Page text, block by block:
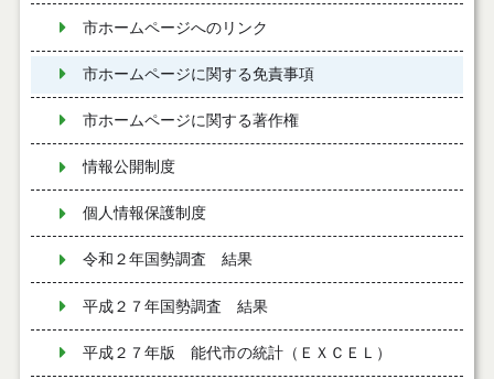
市ホームページへのリンク
市ホームページに関する免責事項
市ホームページに関する著作権
情報公開制度
個人情報保護制度
令和２年国勢調査 結果
平成２７年国勢調査 結果
平成２７年版 能代市の統計（ＥＸＣＥＬ）